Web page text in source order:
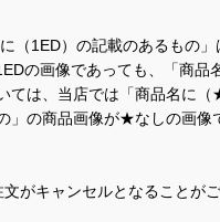
1ED）の記載のあるもの
の画像であっても、「商品
は、当店では「商品名に
の商品画像が★なしの画像
がキャンセルとなることがご